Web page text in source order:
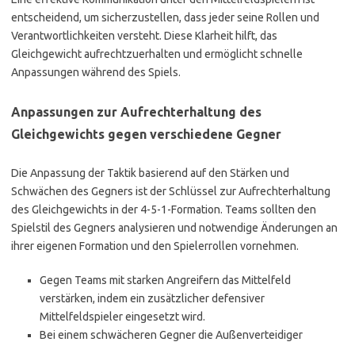
entscheidend, um sicherzustellen, dass jeder seine Rollen und
Verantwortlichkeiten versteht. Diese Klarheit hilft, das
Gleichgewicht aufrechtzuerhalten und ermöglicht schnelle
Anpassungen während des Spiels.
Anpassungen zur Aufrechterhaltung des
Gleichgewichts gegen verschiedene Gegner
Die Anpassung der Taktik basierend auf den Stärken und
Schwächen des Gegners ist der Schlüssel zur Aufrechterhaltung
des Gleichgewichts in der 4-5-1-Formation. Teams sollten den
Spielstil des Gegners analysieren und notwendige Änderungen an
ihrer eigenen Formation und den Spielerrollen vornehmen.
Gegen Teams mit starken Angreifern das Mittelfeld
verstärken, indem ein zusätzlicher defensiver
Mittelfeldspieler eingesetzt wird.
Bei einem schwächeren Gegner die Außenverteidiger